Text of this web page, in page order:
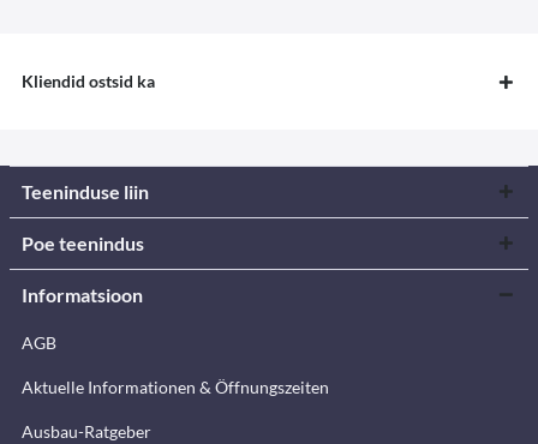
Kliendid ostsid ka
Teeninduse liin
Poe teenindus
Informatsioon
AGB
Aktuelle Informationen & Öffnungszeiten
Ausbau-Ratgeber